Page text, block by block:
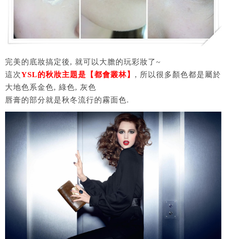
完美的底妝搞定後, 就可以大膽的玩彩妝了~
這次YSL的秋妝主題是【都會叢林】 , 所以很多顏色都是屬於
大地色系金色, 綠色, 灰色
唇膏的部分就是秋冬流行的霧面色.